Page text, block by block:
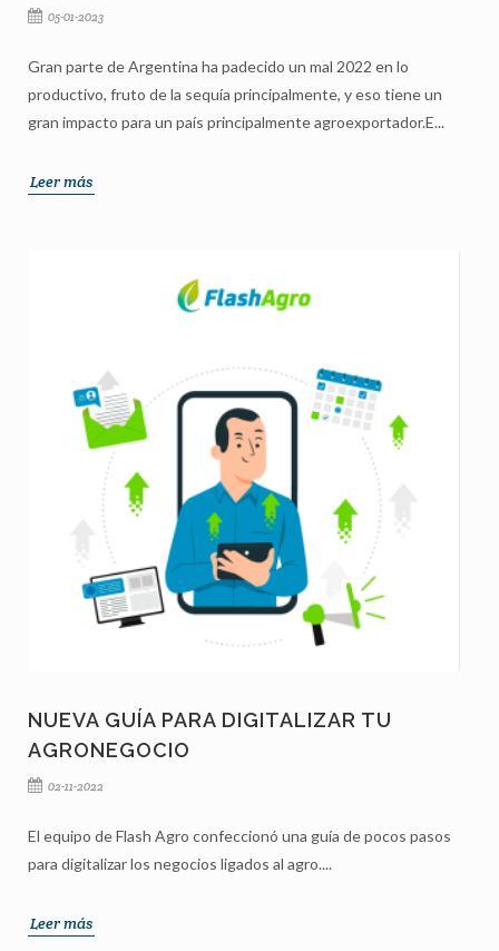
05-01-2023
Gran parte de Argentina ha padecido un mal 2022 en lo
productivo, fruto de la sequía principalmente, y eso tiene un
gran impacto para un país principalmente agroexportador.E...
Leer más
NUEVA GUÍA PARA DIGITALIZAR TU
AGRONEGOCIO
02-11-2022
El equipo de Flash Agro confeccionó una guía de pocos pasos
para digitalizar los negocios ligados al agro....
Leer más